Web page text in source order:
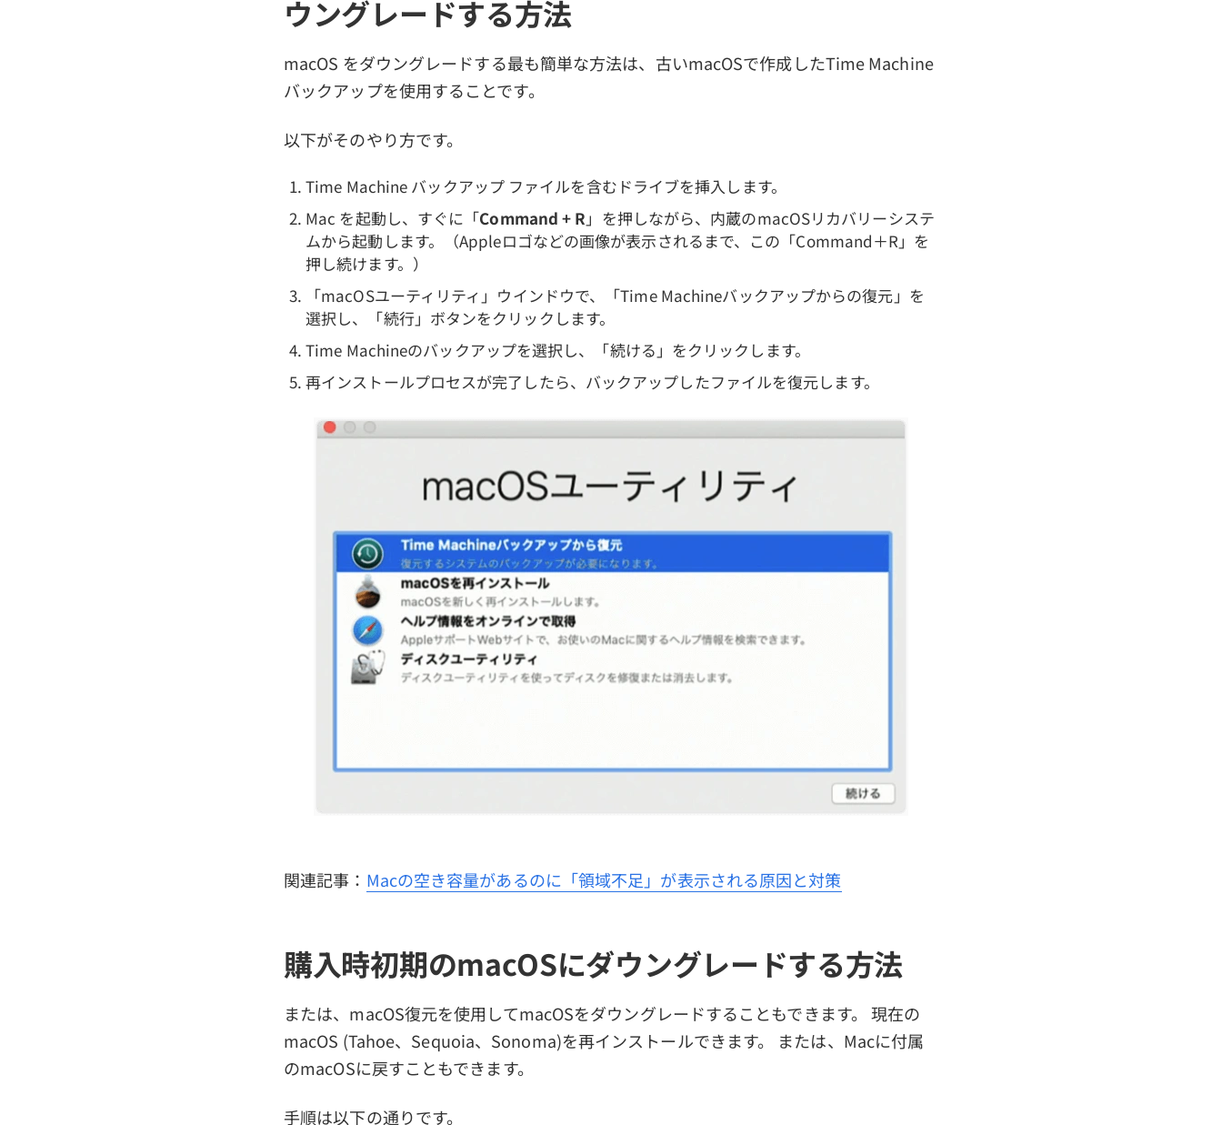
ウングレードする方法
macOS をダウングレードする最も簡単な方法は、古いmacOSで作成したTime Machine
バックアップを使用することです。
以下がそのやり方です。
Time Machine バックアップ ファイルを含むドライブを挿入します。
Mac を起動し、すぐに「Command + R 」を押しながら、内蔵のmacOSリカバリーシステ
ムから起動します。（Appleロゴなどの画像が表示されるまで、この「Command＋R」を
押し続けます。）
「macOSユーティリティ」ウインドウで、「Time Machineバックアップからの復元」を
選択し、「続行」ボタンをクリックします。
Time Machineのバックアップを選択し、「続ける」をクリックします。
再インストールプロセスが完了したら、バックアップしたファイルを復元します。
関連記事： Macの空き容量があるのに「領域不足」が表示される原因と対策
購入時初期のmacOSにダウングレードする方法
または、macOS復元を使用してmacOSをダウングレードすることもできます。 現在の
macOS (Tahoe、Sequoia、Sonoma)を再インストールできます。 または、Macに付属
のmacOSに戻すこともできます。
手順は以下の通りです。